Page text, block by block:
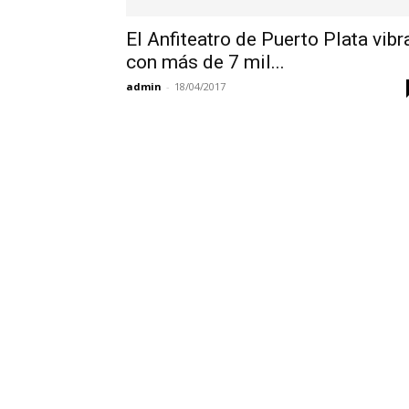
El Anfiteatro de Puerto Plata
con más de 7 mil...
admin - 18/04/2017